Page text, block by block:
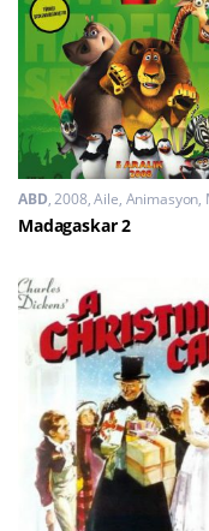
ABD 2008 Aile, Animasyon,
Madagaskar 2